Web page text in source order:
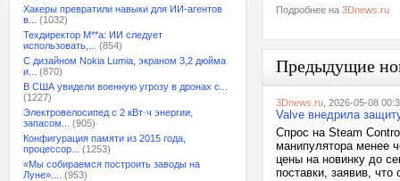
Хакеры превратили навыки для ИИ-агентов
в...
(1032)
Техдиректор M**a: ИИ следует
использовать,...
(854)
С дизайном Nokia Lumia, экраном 3,2 дюйма
и...
(870)
В США увидели военную угрозу в дронах с...
(1227)
Электровелосипед с 2 кВт·ч энергии,
запасом...
(905)
Конфигурация памяти из 2015 года,
процессор...
(1253)
«Мы собираемся построить заводы на
Луне»....
(953)
Подробнее на 3Dnews.ru
Предыдущие
3Dnews.ru , 2026-05-08
Valve внедрила
Спрос на Steam
манипулятора менее
цены на новинку до
поставки, заявив,